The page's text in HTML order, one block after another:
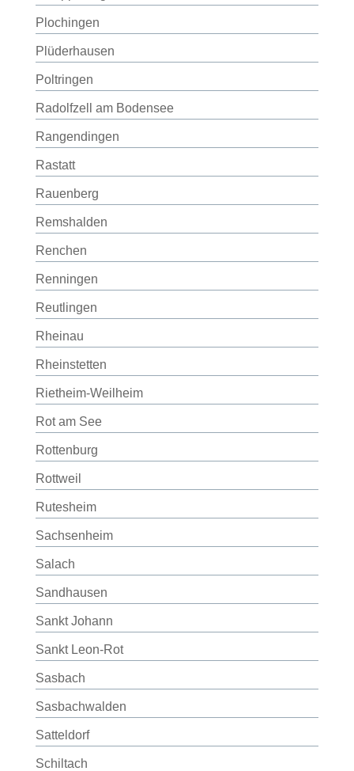
Plochingen
Plüderhausen
Poltringen
Radolfzell am Bodensee
Rangendingen
Rastatt
Rauenberg
Remshalden
Renchen
Renningen
Reutlingen
Rheinau
Rheinstetten
Rietheim-Weilheim
Rot am See
Rottenburg
Rottweil
Rutesheim
Sachsenheim
Salach
Sandhausen
Sankt Johann
Sankt Leon-Rot
Sasbach
Sasbachwalden
Satteldorf
Schiltach